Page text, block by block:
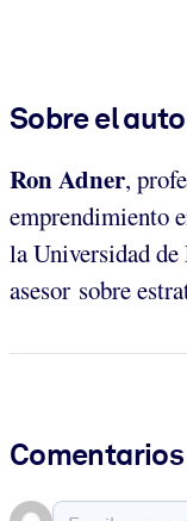
Sobre el
Ron Adner,
emprendimiento
la Universidad
asesor sobre